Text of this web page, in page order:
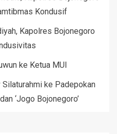
Kondusif
Kapolres Bojonegoro
ke Ketua MUI
ke Padepokan
‘Jogo Bojonegoro’